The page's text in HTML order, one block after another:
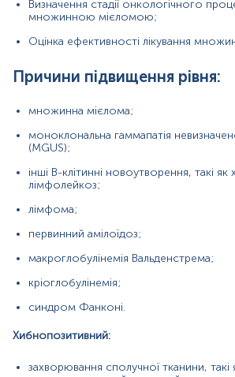
ревматоїдний артрит, системний
вовчак, склеродермія,
поліміозит;
метастатична карцинома
тракту та легень;
наявність рентгеноконтрастної
високі дози пеніциліну та
кислоти;
розведена сеча.
рання стадія захворювання;
ланцюгів, які проходять через
Визначення стадії онкологічного
множинною мієломою;
Оцінка ефективності лікування
Причини підвищення рівня:
множинна мієлома;
моноклональна гаммапатія
(MGUS);
інші В-клітинні новоутворення, такі як
лімфолейкоз;
лімфома;
первинний амілоїдоз;
макроглобулінемія Вальденстрема;
кріоглобулінемія;
синдром Фанконі.
Хибнопозитивний:
захворювання сполучної тканини, такі